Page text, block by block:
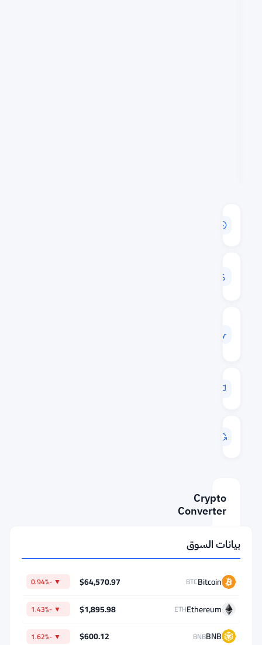
Crypto
Converter
⇄
TO
بيانات السوق
Bitcoin
BTC
$64,570.97
▼ -0.94%
Ethereum
ETH
$1,895.98
▼ -1.43%
BNB
BNB
$600.12
▼ -1.62%